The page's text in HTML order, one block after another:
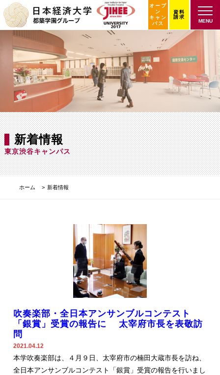
オープ
ン
キャン
パス
資料
請求
MENU
新着情報
東京渋谷キャンパス
ホーム 新着情報
吹奏楽部・全日本アンサンブルコンテスト
「銀賞」受賞の報告に 太宰府市長を表敬訪
問
2021.04.12
本学吹奏楽部は、４月９日、太宰府市の楠田大蔵市長を訪ね、
全日本アンサンブルコンテスト「銀賞」受賞の報告を行いまし